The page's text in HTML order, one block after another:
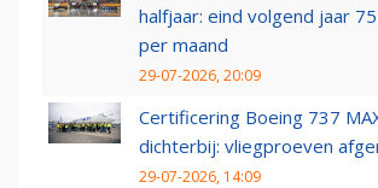
halfjaar: eind volgend jaar 75
per maand
29-07-2026, 20:09
Certificering Boeing 737
dichterbij: vliegproeven
29-07-2026, 14:09